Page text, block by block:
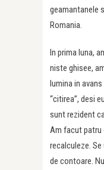
geamantanele
Romania.
In prima luna,
niste ghisee,
lumina in
“citirea”, desi
sunt rezident
Am facut patru
recalculeze.
de contoare.